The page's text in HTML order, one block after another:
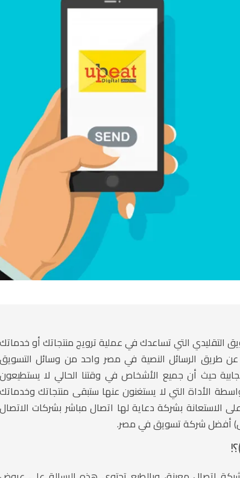
التقليدي التي تساعدك في عملية ترويج منتجاتك أو خدماتك
طريق الرسائل النصية في مصر واحد من وسائل التسويق
حيث أن جميع الأشخاص في وقتنا الحالي لا يستطيعون
الأداة التي لا يستغنون عنها ستبقى منتجاتك وخدماتك
الاستعانة بشركة دعاية لها اتصال مباشر بشركات الاتصال
أفضل شركة تسويق في مصر.